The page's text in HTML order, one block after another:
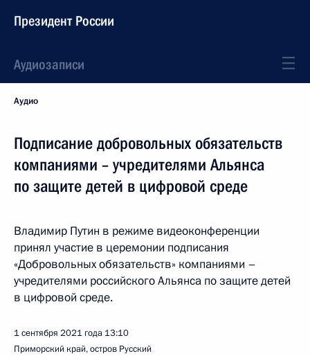
Президент России
Аудиозаписи
Аудио
Подписание добровольных обязательств
компаниями – учредителями Альянса
по защите детей в цифровой среде
Владимир Путин в режиме видеоконференции
принял участие в церемонии подписания
«Добровольных обязательств» компаниями –
учредителями российского Альянса по защите детей
в цифровой среде.
1 сентября 2021 года 13:10
Приморский край, остров Русский